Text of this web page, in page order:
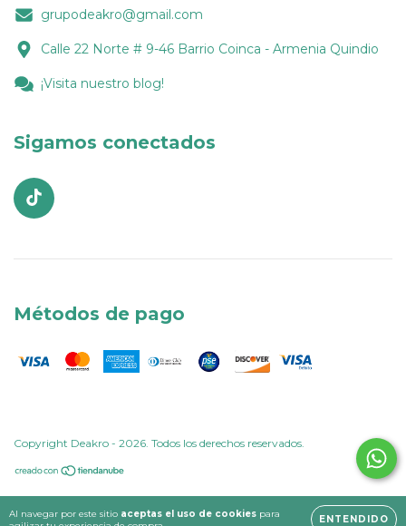
Al navegar por este sitio aceptas el uso de cookies para
ENTENDIDO
grupodeakro@gmail.com
Calle 22 Norte # 9-46 Barrio Coinca - Armenia Quindio
¡Visita nuestro blog!
Sigamos conectados
Métodos de pago
Copyright Deakro - 2026. Todos los derechos reservados.